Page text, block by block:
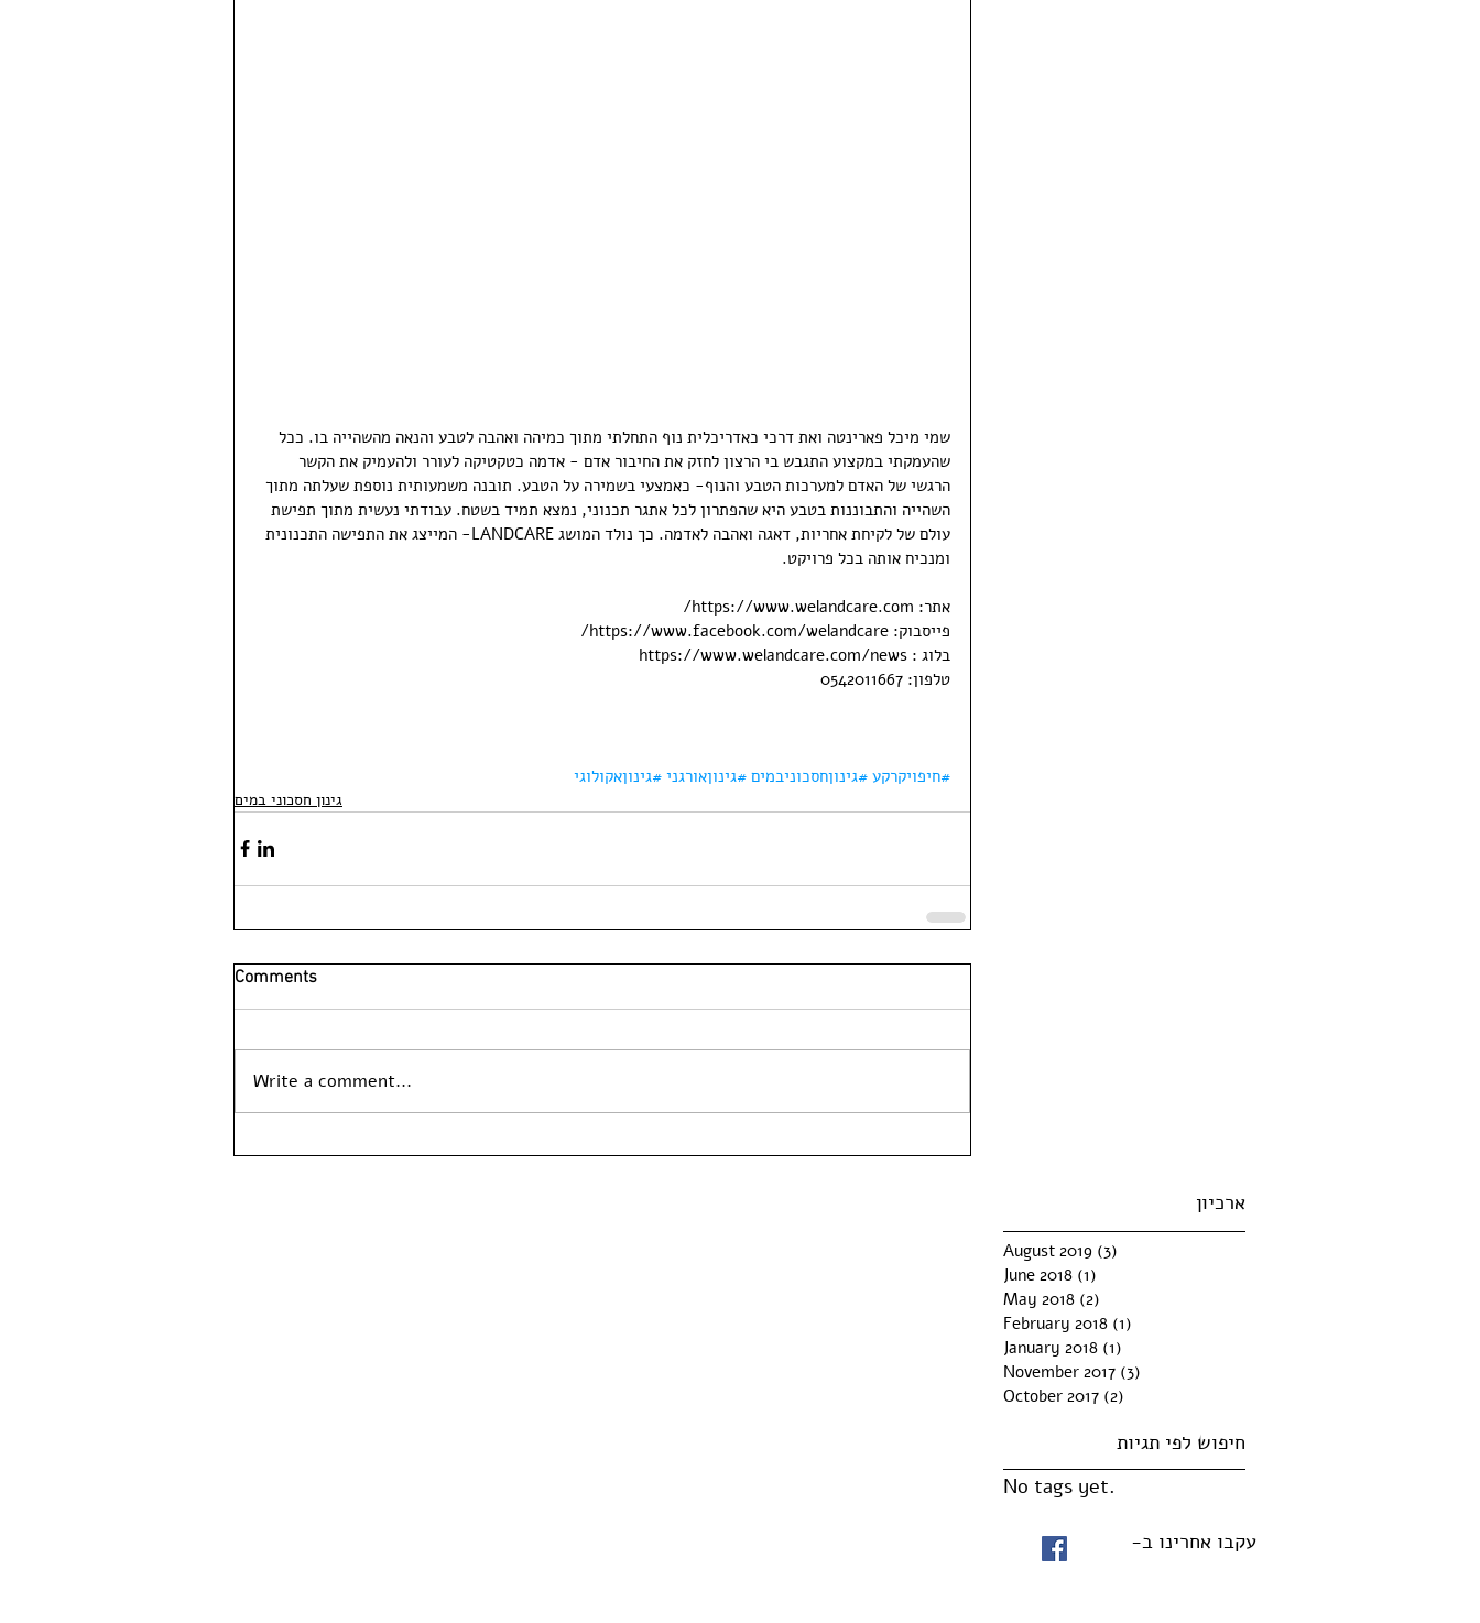
שמי מיכל פארינטה ואת דרכי כאדריכלית נוף התחלתי מתוך כמיהה ואהבה לטבע והנאה מהשהייה בו. ככל
שהעמקתי במקצוע התגבש בי הרצון לחזק את החיבור אדם - אדמה כטקטיקה לעורר ולהעמיק את הקשר
הרגשי של האדם למערכות הטבע והנוף- כאמצעי בשמירה על הטבע. תובנה משמעותית נוספת שעלתה מתוך
השהייה והתבוננות בטבע היא שהפתרון לכל אתגר תכנוני, נמצא תמיד בשטח. עבודתי נעשית מתוך תפישת
עולם של לקיחת אחריות, דאגה ואהבה לאדמה. כך נולד המושג LANDCARE- המייצג את התפישה התכנונית
ומנכיח אותה בכל פרויקט.
אתר: https://www.welandcare.com/
פייסבוק: https://www.facebook.com/welandcare/
בלוג : https://www.welandcare.com/news
טלפון: 0542011667
#חיפויקרקע #גינוןחסכוניבמים #גינוןאורגני #גינוןאקולוגי
גינון חסכוני במים
Comments
Write a comment...
ארכיון
August 2019 (3)
June 2018 (1)
May 2018 (2)
February 2018 (1)
January 2018 (1)
November 2017 (3)
October 2017 (2)
חיפוש לפי תגיות
No tags yet.
עקבו אחרינו ב-